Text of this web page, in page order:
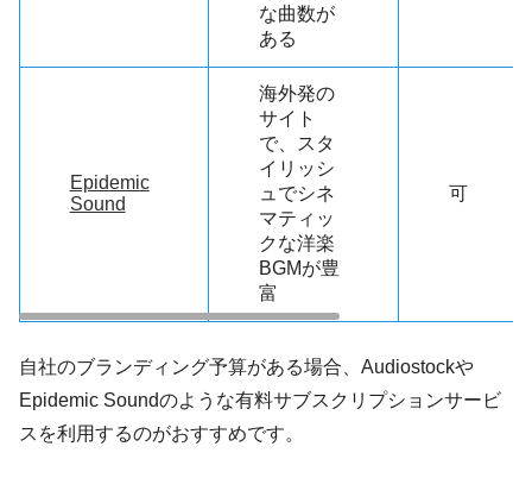
な曲数が
ある
Epidemic
Sound
海外発の
サイト
で、スタ
イリッシ
ュでシネ
マティッ
クな洋楽
BGMが豊
富
可
自社のブランディング予算がある場合、Audiostockや
Epidemic Soundのような有料サブスクリプションサービ
スを利用するのがおすすめです。